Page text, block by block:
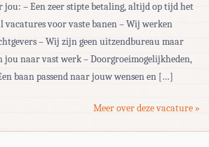
jou: – Een zeer stipte betaling, altijd op tijd het
voor vaste banen – Wij werken
– Wij zijn geen uitzendbureau maar
jou naar vast werk – Doorgroeimogelijkheden,
baan passend naar jouw wensen en […]
Meer over deze vacature »